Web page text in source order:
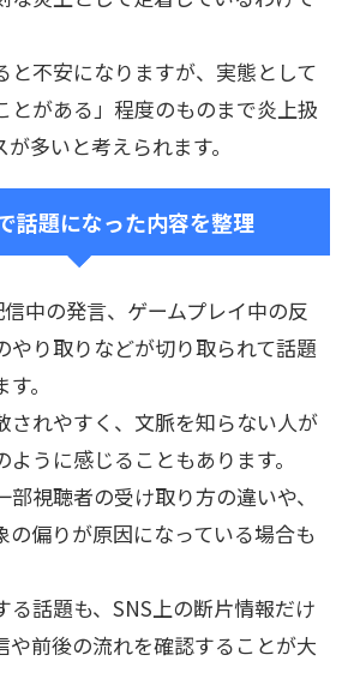
と不安になりますが、実態として
とがある」程度のものまで炎上扱
多いと考えられます。
話題になった内容を整理
中の発言、ゲームプレイ中の反
やり取りなどが切り取られて話題
。
されやすく、文脈を知らない人が
うに感じることもあります。
部視聴者の受け取り方の違いや、
の偏りが原因になっている場合も
る話題も、SNS上の断片情報だけ
や前後の流れを確認することが大